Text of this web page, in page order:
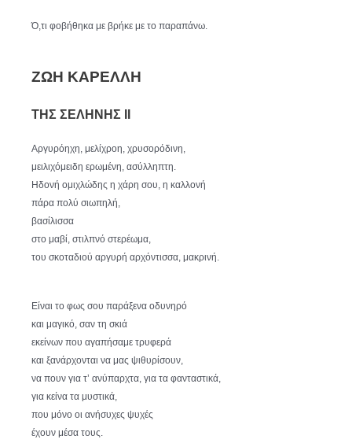
Ό,τι φοβήθηκα με βρήκε με το παραπάνω.
ΖΩΗ ΚΑΡΕΛΛΗ
ΤΗΣ ΣΕΛΗΝΗΣ II
Αργυρόηχη, μελίχροη, χρυσορόδινη,
μειλιχόμειδη ερωμένη, ασύλληπτη.
Ηδονή ομιχλώδης η χάρη σου, η καλλονή
πάρα πολύ σιωπηλή,
βασίλισσα
στο μαβί, στιλπνό στερέωμα,
του σκοταδιού αργυρή αρχόντισσα, μακρινή.
Είναι το φως σου παράξενα οδυνηρό
και μαγικό, σαν τη σκιά
εκείνων που αγαπήσαμε τρυφερά
και ξανάρχονται να μας ψιθυρίσουν,
να πουν για τ’ ανύπαρχτα, για τα φανταστικά,
για κείνα τα μυστικά,
που μόνο οι ανήσυχες ψυχές
έχουν μέσα τους.